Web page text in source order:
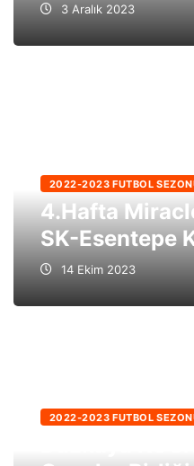
3 Aralık 2023
2022-2023 FUTBOL
4.Hafta
SK-Esentepe
14 Ekim 2023
2022-2023 FUTBOL